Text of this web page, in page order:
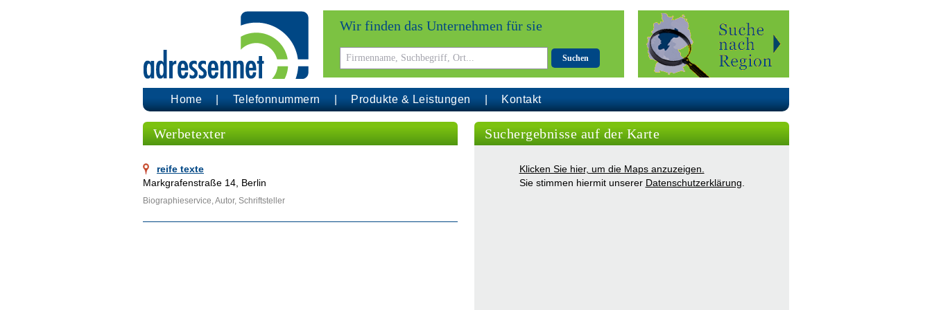
Wir finden das Unternehmen für sie
Suchen
Home Telefonnummern Produkte & Leistungen Kontakt
Werbetexter
reife texte
Markgrafenstraße 14, Berlin
Biographieservice, Autor, Schriftsteller
Suchergebnisse auf der Karte
Klicken Sie hier, um die Maps anzuzeigen.
Sie stimmen hiermit unserer Datenschutzerklärung